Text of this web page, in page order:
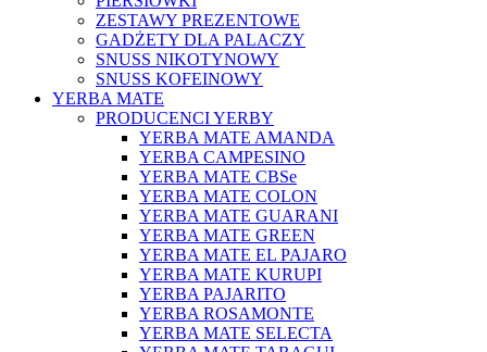
ZESTAWY PREZENTOWE
GADŻETY DLA PALACZY
SNUSS NIKOTYNOWY
SNUSS KOFEINOWY
YERBA MATE
PRODUCENCI YERBY
YERBA MATE AMANDA
YERBA CAMPESINO
YERBA MATE CBSe
YERBA MATE COLON
YERBA MATE GUARANI
YERBA MATE GREEN
YERBA MATE EL PAJARO
YERBA MATE KURUPI
YERBA PAJARITO
YERBA ROSAMONTE
YERBA MATE SELECTA